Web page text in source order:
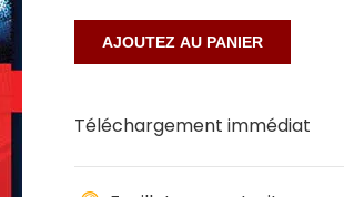
Téléchargement immédiat